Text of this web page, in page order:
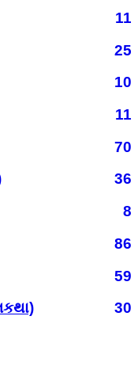
11
25
10
11
70
36
8
86
59
30